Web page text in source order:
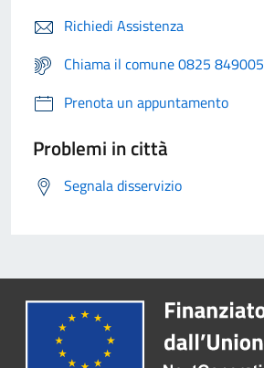
Richiedi Assistenza
Chiama il comune 0825 849005
Prenota un appuntamento
Problemi in città
Segnala disservizio